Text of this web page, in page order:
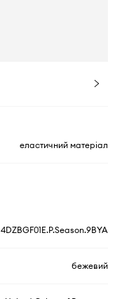
еластичний матеріал
4DZBGF01E.P.Season.9BYA
бежевий